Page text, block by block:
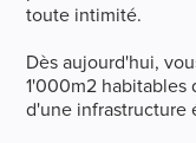
toute intimité.
Dès aujourd'hui,
1'000m2 habitables
d'une infrastructure